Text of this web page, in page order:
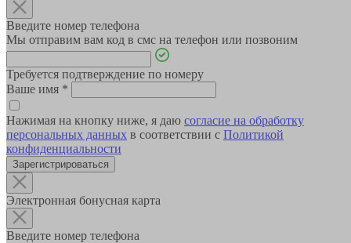
Введите номер телефона
Мы отправим вам код в смс на телефон или позвоним
Требуется подтверждение по номеру
Ваше имя *
Нажимая на кнопку ниже, я даю согласие на обработку
персональных данных в соответствии с Политикой
конфиденциальности
Зарегистрироваться
Электронная бонусная карта
Введите номер телефона